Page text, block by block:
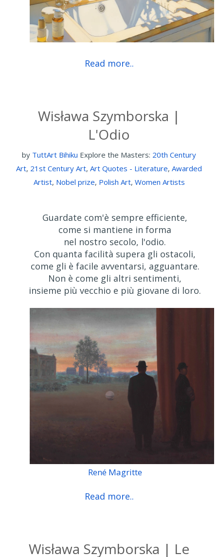
Read more..
Wisława Szymborska |
L'Odio
by TuttArt Bihiku Explore the Masters: 20th Century
Art, 21st Century Art, Art Quotes - Literature, Awarded
Artist, Nobel prize, Polish Art, Women Artists
Guardate com'è sempre efficiente,
come si mantiene in forma
nel nostro secolo, l'odio.
Con quanta facilità supera gli ostacoli,
come gli è facile avventarsi, agguantare.
Non è come gli altri sentimenti,
insieme più vecchio e più giovane di loro.
René Magritte
Read more..
Wisława Szymborska | Le